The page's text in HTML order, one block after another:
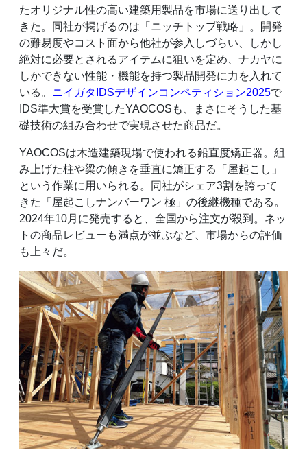
たオリジナル性の高い建築用製品を市場に送り出して
きた。同社が掲げるのは「ニッチトップ戦略」。開発
の難易度やコスト面から他社が参入しづらい、しかし
絶対に必要とされるアイテムに狙いを定め、ナカヤに
しかできない性能・機能を持つ製品開発に力を入れて
いる。 ニイガタIDSデザインコンペティション2025で
IDS準大賞を受賞したYAOCOSも、まさにそうした基
礎技術の組み合わせで実現させた商品だ。
YAOCOSは木造建築現場で使われる鉛直度矯正器。組
み上げた柱や梁の傾きを垂直に矯正する「屋起こし」
という作業に用いられる。同社がシェア3割を誇って
きた「屋起こしナンバーワン 極」の後継機種である。
2024年10月に発売すると、全国から注文が殺到。ネッ
トの商品レビューも満点が並ぶなど、市場からの評価
も上々だ。